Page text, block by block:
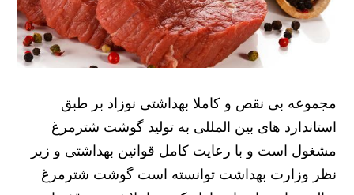
مجموعه بی نقص و کاملا بهداشتی نوزاد بر طبق
استاندارد های بین المللی به تولید گوشت شترمرغ
مشغول است و با رعایت کامل قوانین بهداشتی و زیر
نظر وزارت بهداشت توانسته است گوشت شترمرغ